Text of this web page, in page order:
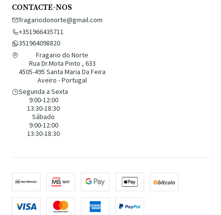
CONTACTE-NOS
fragariodonorte@gmail.com
+351966435711
351964098820
Fragario do Norte
Rua Dr.Mota Pinto , 633
4505-495 Santa Maria Da Feira
Aveiro - Portugal
Segunda a Sexta
9:00-12:00
13:30-18:30
Sábado
9:00-12:00
13:30-18:30